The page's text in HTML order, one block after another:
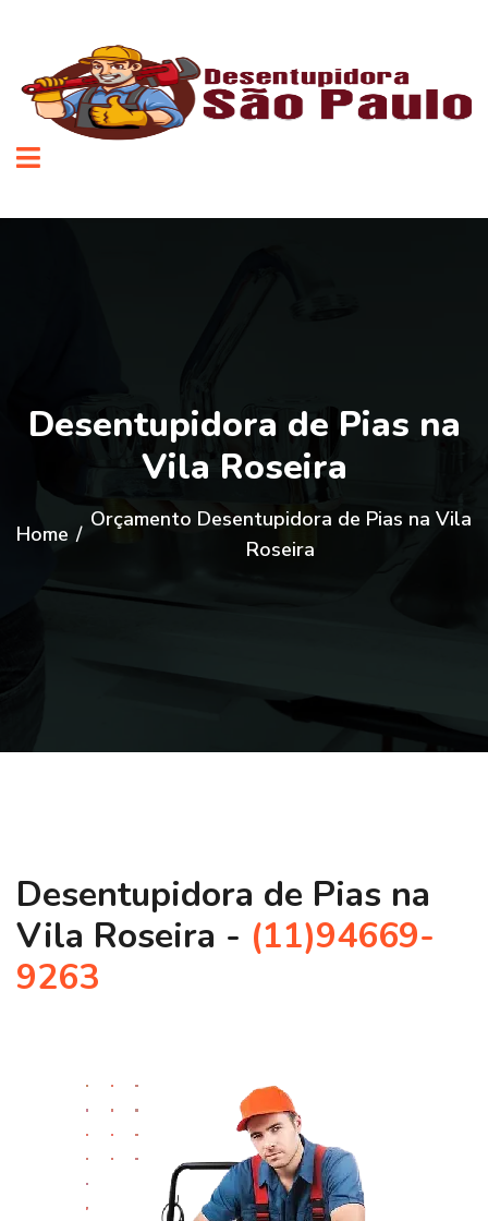
Desentupidora de Pias na
Vila Roseira
Home /
Orçamento Desentupidora de Pias na Vila
Roseira
Desentupidora de Pias na
Vila Roseira - (11)94669-
9263